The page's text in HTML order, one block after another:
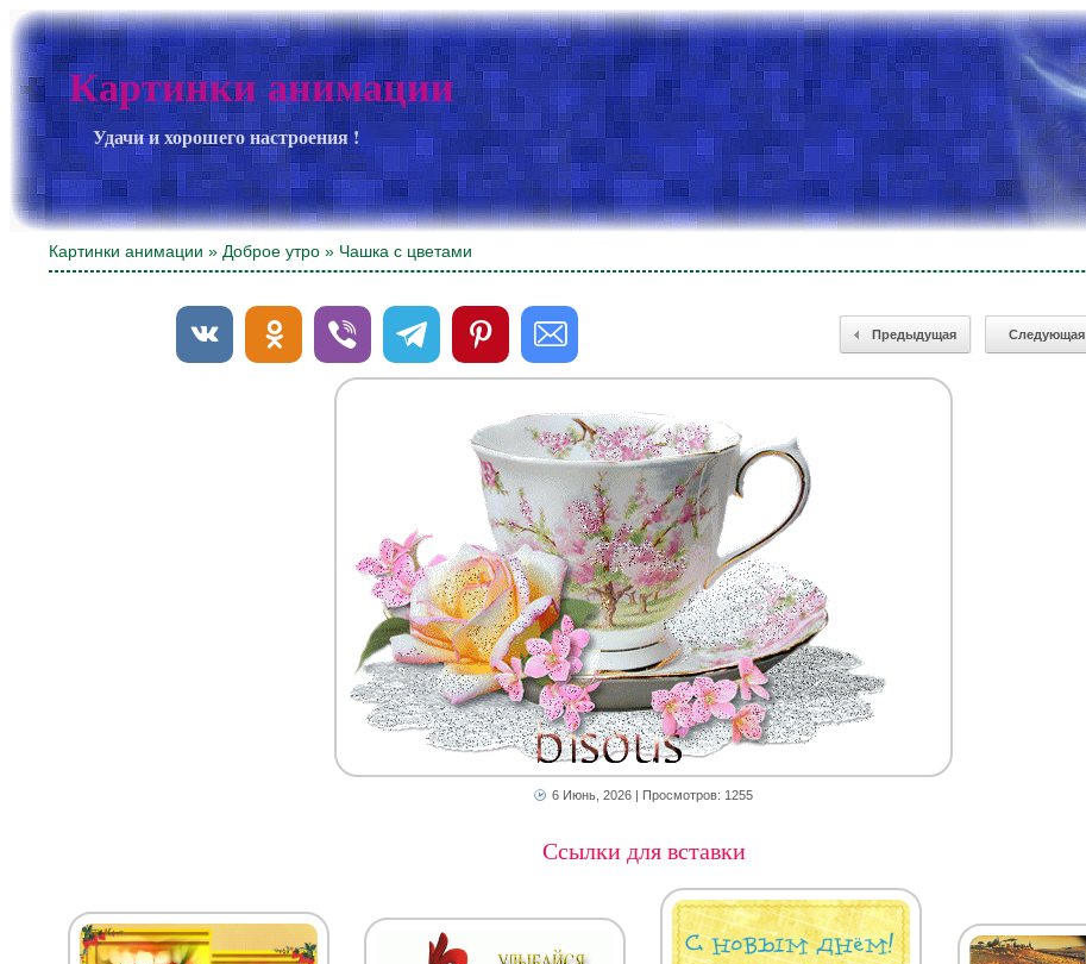
Картинки анимации
Удачи и хорошего настроения !
Картинки анимации » Доброе утро » Чашка с цветами
Предыдущая Следующая
6 Июнь, 2026 | Просмотров: 1255
Ссылки для вставки